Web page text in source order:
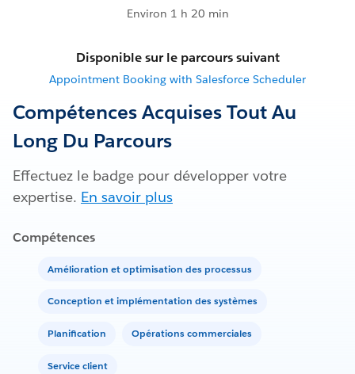
Environ 1 h 20 min
Disponible sur le parcours suivant
Appointment Booking with Salesforce Scheduler
Compétences Acquises Tout Au
Long Du Parcours
Effectuez le badge pour développer votre
expertise. En savoir plus
Compétences
Amélioration et optimisation des processus
Conception et implémentation des systèmes
Planification Opérations commerciales
Service client